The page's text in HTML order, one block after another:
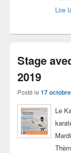
Lire
Stage
2019
Posté le 17
Le